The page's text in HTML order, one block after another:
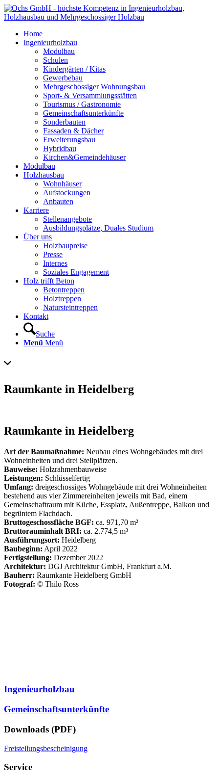
Home
Ingenieurholzbau
Modulbau
Schulen
Kindergärten / Kitas
Gewerbebau
Mehrgeschossiger Wohnungsbau
Sport- & Versammlungsstätten
Tourismus / Gastronomie
Gemeinschaftsunterkünfte
Sonderbauten
Fassaden & Dächer
Erweiterungsbau
Hybridbau
Kirchen&Gemeindehäuser
Modulbau
Holzhausbau
Wohnhäuser
Aufstockungen
Anbauten
Karriere
Stellenangebote
Ausbildungsplätze, Duales Studium
Über uns
Holzbaupreise
Presse
Internes
Soziales Engagement
Holz trifft Beton
Betontreppen
Holztreppen
Natursteintreppen
Kontakt
Suche
Menü Menü
Raumkante in Heidelberg
Raumkante in Heidelberg
Art der Baumaßnahme: Neubau eines Wohngebäudes mit drei
Wohneinheiten und drei Stellplätzen.
Bauweise: Holzrahmenbauweise
Leistungen: Schlüsselfertig
Umfang: dreigeschossiges Wohngebäude mit drei Wohneinheiten
bestehend aus vier Zimmereinheiten jeweils mit Bad, einem
Gemeinschaftraum mit Küche, Essplatz, Außentreppe, Balkon und
begrüntem Flachdach.
Bruttogeschossfläche BGF: ca. 971,70 m²
Bruttorauminhalt BRI: ca. 2.774,5 m³
Ausführungsort: Heidelberg
Baubeginn: April 2022
Fertigstellung: Dezember 2022
Architektur: DGJ Architektur GmbH, Frankfurt a.M.
Bauherr: Raumkante Heidelberg GmbH
Fotograf: © Thilo Ross
Ingenieurholzbau
Gemeinschaftsunterkünfte
Downloads (PDF)
Freistellungsbescheinigung
Service